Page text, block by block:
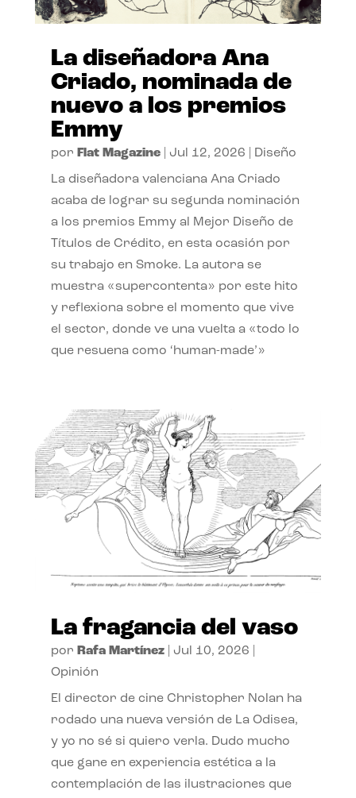
La diseñadora Ana
Criado, nominada de
nuevo a los premios
Emmy
por Flat Magazine| Jul 12, 2026 Diseño
La diseñadora valenciana Ana Criado
acaba de lograr su segunda nominación
a los premios Emmy al Mejor Diseño de
Títulos de Crédito, en esta ocasión por
su trabajo en Smoke. La autora se
muestra «supercontenta» por este hito
y reflexiona sobre el momento que vive
el sector, donde ve una vuelta a «todo lo
que resuena como ‘human-made’»
La fragancia del vaso
por Rafa Martínez| Jul 10, 2026
Opinión
El director de cine Christopher Nolan ha
rodado una nueva versión de La Odisea,
y yo no sé si quiero verla. Dudo mucho
que gane en experiencia estética a la
contemplación de las ilustraciones que